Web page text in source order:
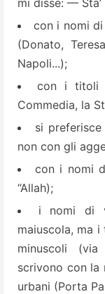
mi disse: — Sta’
con i nomi
(Donato,
Napoli...);
con i titoli
Commedia, la
si
non con gli
con i nomi
“Allah);
i nomi di
maiuscola, ma
minuscoli
scrivono con la
urbani (Porta